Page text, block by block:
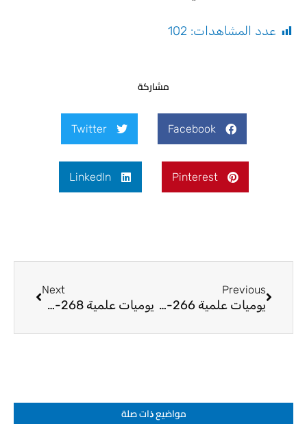
عدد المشاهدات: 102
مشاركة
Facebook
Twitter
Pinterest
LinkedIn
Previous
يوميات علمية 266-24
Next
يوميات علمية 268-24
مواضيع ﺫات صلة